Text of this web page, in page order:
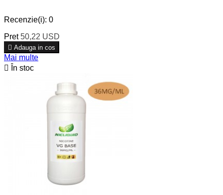
Recenzie(i): 0
Pret 50,22 USD
 Adauga in cos
Mai multe

În stoc